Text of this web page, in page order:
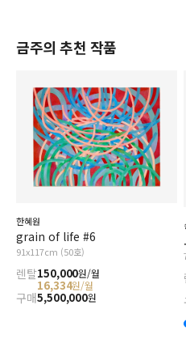
금주의 추천 작품
한혜원
grain of life #6
91x117cm (50호)
렌탈150,000원/월
16,334원/월
구매5,500,000원